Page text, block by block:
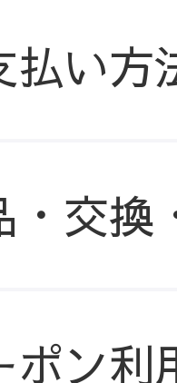
払い方
・交換
ポン利